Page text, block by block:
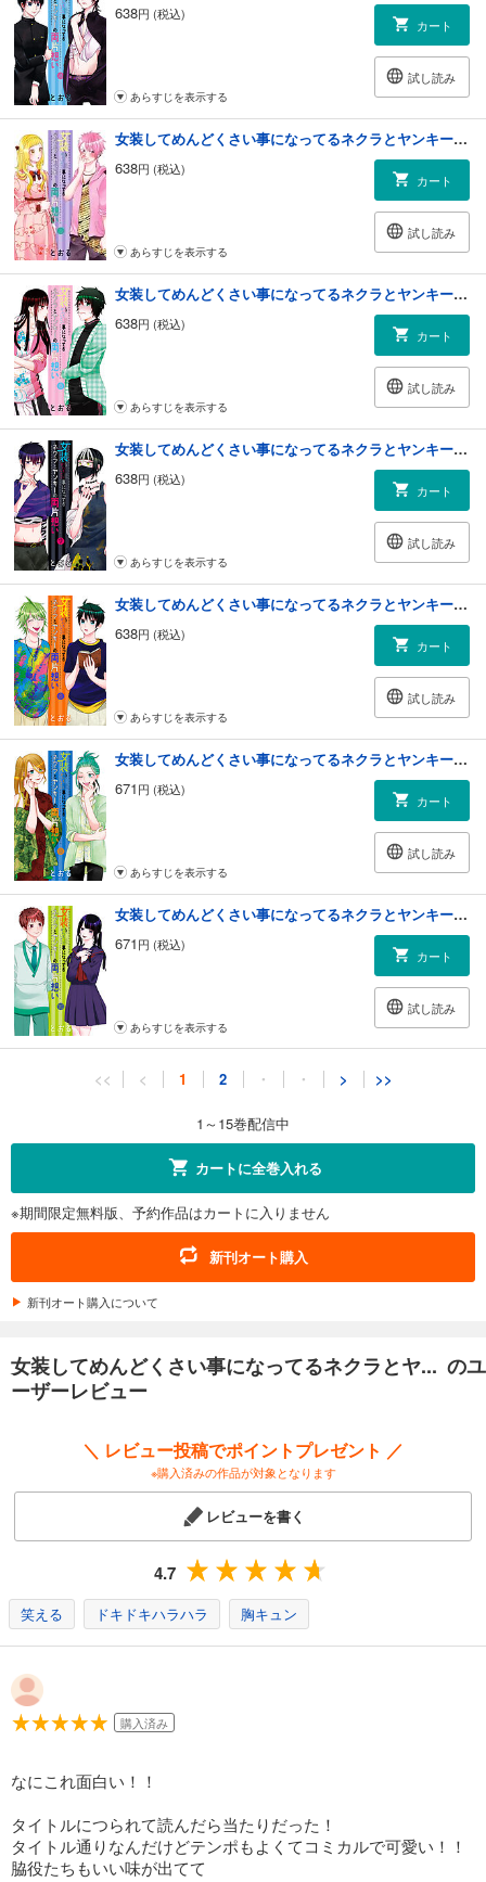
638円 (税込)
カート
試し読み
あらすじを表示する
女装してめんどくさい事になってるネクラとヤンキーの両片想い 5巻
638円 (税込)
カート
試し読み
あらすじを表示する
女装してめんどくさい事になってるネクラとヤンキーの両片想い 6巻
638円 (税込)
カート
試し読み
あらすじを表示する
女装してめんどくさい事になってるネクラとヤンキーの両片想い 7巻
638円 (税込)
カート
試し読み
あらすじを表示する
女装してめんどくさい事になってるネクラとヤンキーの両片想い 8巻
638円 (税込)
カート
試し読み
あらすじを表示する
女装してめんどくさい事になってるネクラとヤンキーの両片想い 9巻
671円 (税込)
カート
試し読み
あらすじを表示する
女装してめんどくさい事になってるネクラとヤンキーの両片想い 10巻
671円 (税込)
カート
試し読み
あらすじを表示する
円 (税込)
女装してめんどくさい事になってるネクラとヤンキーの両片想い 13巻
あらすじを表示する
円 (税込)
あらすじを表示する
759円 (税込)
<< < 1 2 ・ ・ > >>
1～15巻配信中
カートに全巻入れる
※期間限定無料版、予約作品はカートに入りません
新刊オート購入
新刊オート購入について
女装してめんどくさい事になってるネクラとヤ... のユ
ーザーレビュー
＼ レビュー投稿でポイントプレゼント ／
※購入済みの作品が対象となります
レビューを書く
4.7
笑える ドキドキハラハラ 胸キュン
購入済み
なにこれ面白い！！
タイトルにつられて読んだら当たりだった！
タイトル通りなんだけどテンポもよくてコミカルで可愛い！！
脇役たちもいい味が出てて